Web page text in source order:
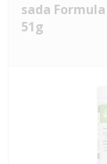
sada
51g